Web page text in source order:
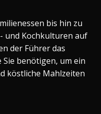
bis hin zu
und Kochkulturen auf
der Führer das
Sie benötigen, um ein
köstliche Mahlzeiten